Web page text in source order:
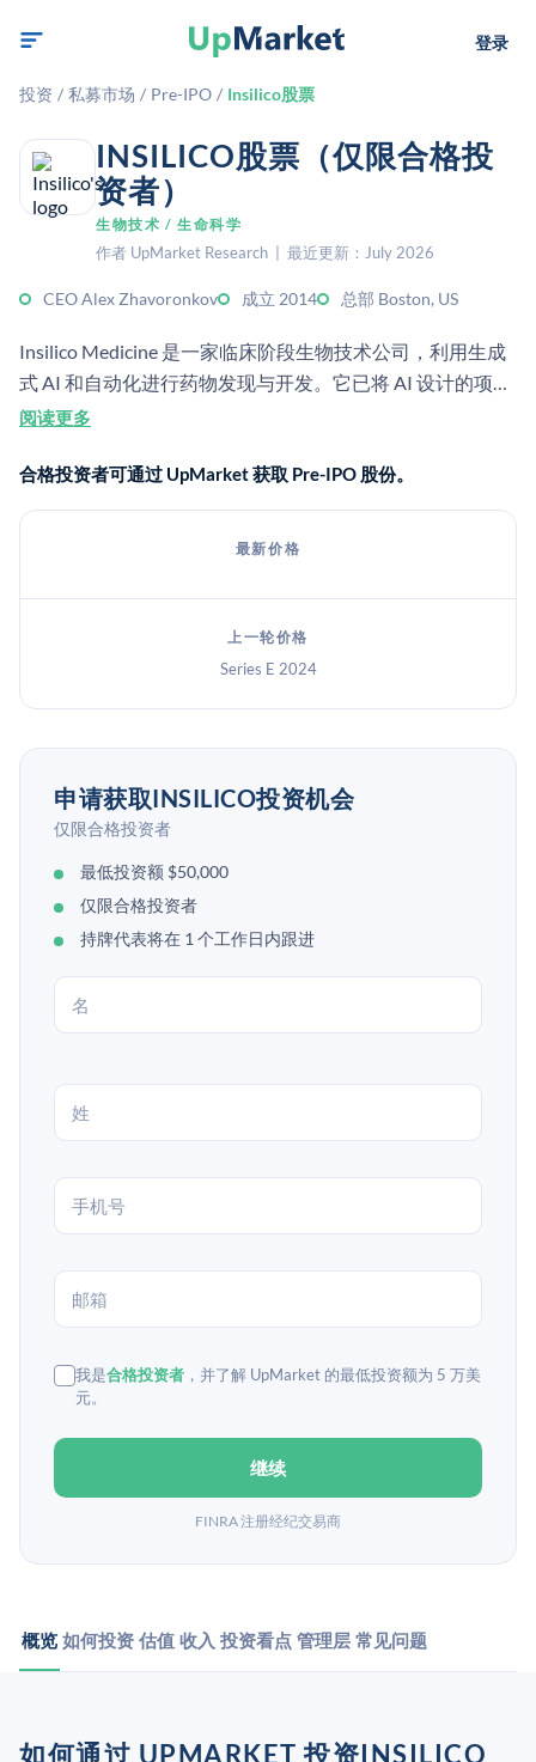
登录
投资 / 私募市场 / Pre-IPO / Insilico股票
INSILICO股票（仅限合格投
资者）
生物技术 / 生命科学
作者 UpMarket Research | 最近更新：July 2026
CEO Alex Zhavoronkov 成立 2014 总部 Boston, US
Insilico Medicine 是一家临床阶段生物技术公司，利用生成
式 AI 和自动化进行药物发现与开发。它已将 AI 设计的项目
推进到临床试验阶段，并将其 Pharma.AI 平台定位为端到端
阅读更多
合格投资者可通过 UpMarket 获取 Pre-IPO 股份。
最新价格
上一轮价格
Series E 2024
申请获取INSILICO投资机会
仅限合格投资者
最低投资额 $50,000
仅限合格投资者
持牌代表将在 1 个工作日内跟进
我是合格投资者 ，并了解 UpMarket 的最低投资额为 5 万美
元。
继续
FINRA 注册经纪交易商
概览 如何投资 估值 收入 投资看点 管理层 常见问题
如何通过 UPMARKET 投资INSILICO